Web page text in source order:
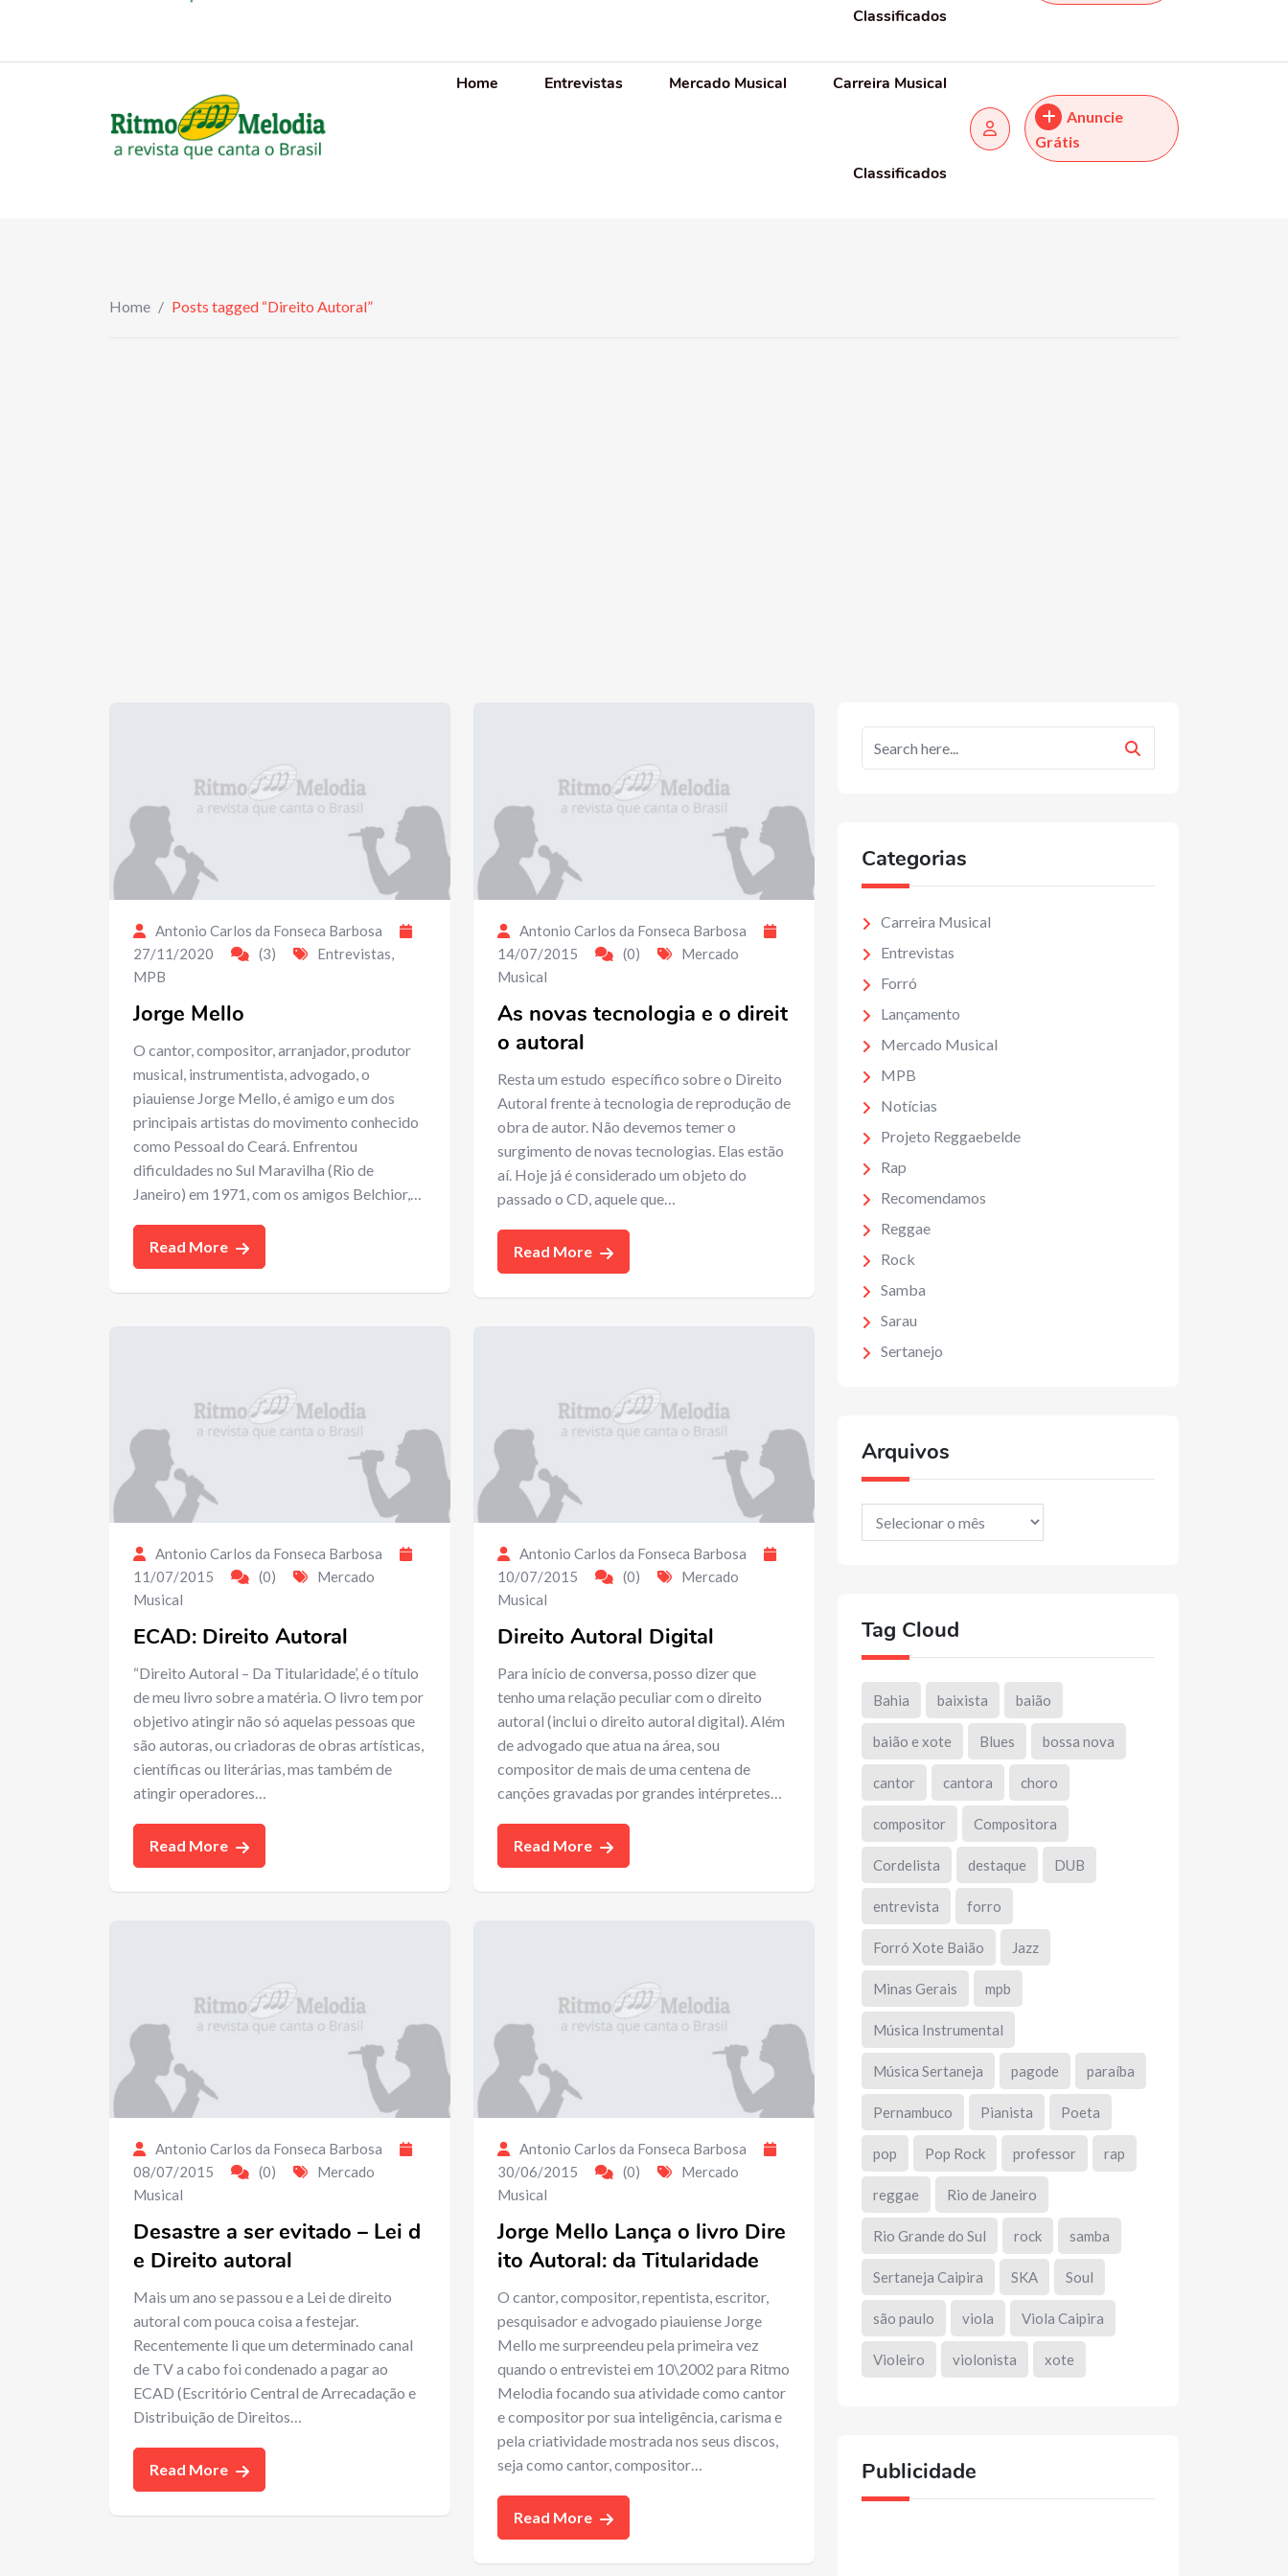
Home Entrevistas Mercado Musical Carreira Musical
Classificados
Anuncie
Grátis
Home / Posts tagged “Direito Autoral”
Antonio Carlos da Fonseca Barbosa
27/11/2020
(3) Entrevistas,
MPB
Jorge Mello
O cantor, compositor, arranjador, produtor
musical, instrumentista, advogado, o
piauiense Jorge Mello, é amigo e um dos
principais artistas do movimento conhecido
como Pessoal do Ceará. Enfrentou
dificuldades no Sul Maravilha (Rio de
Janeiro) em 1971, com os amigos Belchior,…
Read More
Antonio Carlos da Fonseca Barbosa
14/07/2015
(0)
Mercado
Musical
As novas tecnologia e o direit
o autoral
Resta um estudo específico sobre o Direito
Autoral frente à tecnologia de reprodução de
obra de autor. Não devemos temer o
surgimento de novas tecnologias. Elas estão
aí. Hoje já é considerado um objeto do
passado o CD, aquele que…
Read More
Antonio Carlos da Fonseca Barbosa
11/07/2015
(0)
Mercado
Musical
ECAD: Direito Autoral
“Direito Autoral – Da Titularidade’, é o título
de meu livro sobre a matéria. O livro tem por
objetivo atingir não só aquelas pessoas que
são autoras, ou criadoras de obras artísticas,
científicas ou literárias, mas também de
atingir operadores…
Read More
Antonio Carlos da Fonseca Barbosa
10/07/2015
(0)
Mercado
Musical
Direito Autoral Digital
Para início de conversa, posso dizer que
tenho uma relação peculiar com o direito
autoral (inclui o direito autoral digital). Além
de advogado que atua na área, sou
compositor de mais de uma centena de
canções gravadas por grandes intérpretes…
Read More
Antonio Carlos da Fonseca Barbosa
08/07/2015
(0)
Mercado
Musical
Desastre a ser evitado – Lei d
e Direito autoral
Mais um ano se passou e a Lei de direito
autoral com pouca coisa a festejar.
Recentemente li que um determinado canal
de TV a cabo foi condenado a pagar ao
ECAD (Escritório Central de Arrecadação e
Distribuição de Direitos…
Read More
Antonio Carlos da Fonseca Barbosa
30/06/2015
(0)
Mercado
Musical
Jorge Mello Lança o livro Dire
ito Autoral: da Titularidade
O cantor, compositor, repentista, escritor,
pesquisador e advogado piauiense Jorge
Mello me surpreendeu pela primeira vez
quando o entrevistei em 10\2002 para Ritmo
Melodia focando sua atividade como cantor
e compositor por sua inteligência, carisma e
pela criatividade mostrada nos seus discos,
seja como cantor, compositor…
Read More
Categorias
Carreira Musical
Entrevistas
Forró
Lançamento
Mercado Musical
MPB
Notícias
Projeto Reggaebelde
Rap
Recomendamos
Reggae
Rock
Samba
Sarau
Sertanejo
Arquivos
Arquivos
Tag Cloud
Bahia baixista baião
baião e xote Blues bossa nova
cantor cantora choro
compositor Compositora
Cordelista destaque DUB
entrevista forro
Forró Xote Baião Jazz
Minas Gerais mpb
Música Instrumental
Música Sertaneja pagode paraíba
Pernambuco Pianista Poeta
pop Pop Rock professor rap
reggae Rio de Janeiro
Rio Grande do Sul rock samba
Sertaneja Caipira SKA Soul
são paulo viola Viola Caipira
Violeiro violonista xote
Publicidade
Classificados